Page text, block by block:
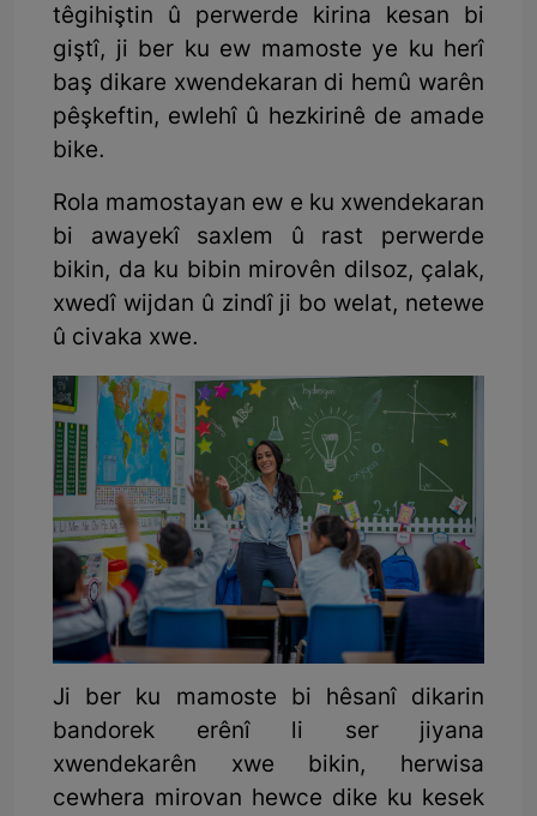
têgihiştin û perwerde kirina kesan bi
giştî, ji ber ku ew mamoste ye ku herî
baş dikare xwendekaran di hemû warên
pêşkeftin, ewlehî û hezkirinê de amade
bike.
Rola mamostayan ew e ku xwendekaran
bi awayekî saxlem û rast perwerde
bikin, da ku bibin mirovên dilsoz, çalak,
xwedî wijdan û zindî ji bo welat, netewe
û civaka xwe.
Ji ber ku mamoste bi hêsanî dikarin
bandorek erênî li ser jiyana
xwendekarên xwe bikin, herwisa
cewhera mirovan hewce dike ku kesek